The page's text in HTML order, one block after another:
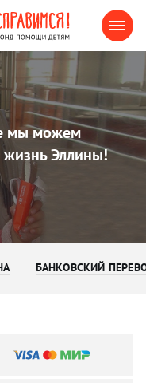
мы можем
жизнь Эллины!
БАНКОВСКИЙ